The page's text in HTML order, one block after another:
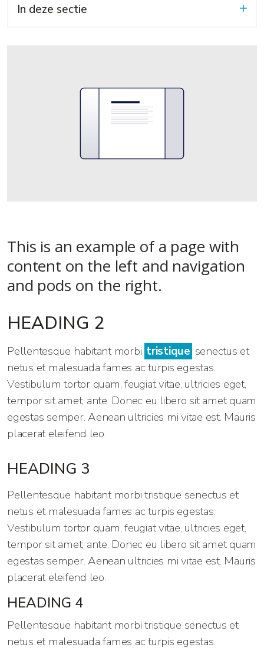
In deze sectie
This is an example of a page with
content on the left and navigation
and pods on the right.
HEADING 2
Pellentesque habitant morbi tristique senectus et
netus et malesuada fames ac turpis egestas.
Vestibulum tortor quam, feugiat vitae, ultricies eget,
tempor sit amet, ante. Donec eu libero sit amet quam
egestas semper. Aenean ultricies mi vitae est. Mauris
placerat eleifend leo.
HEADING 3
Pellentesque habitant morbi tristique senectus et
netus et malesuada fames ac turpis egestas.
Vestibulum tortor quam, feugiat vitae, ultricies eget,
tempor sit amet, ante. Donec eu libero sit amet quam
egestas semper. Aenean ultricies mi vitae est. Mauris
placerat eleifend leo.
HEADING 4
Pellentesque habitant morbi tristique senectus et
netus et malesuada fames ac turpis egestas.